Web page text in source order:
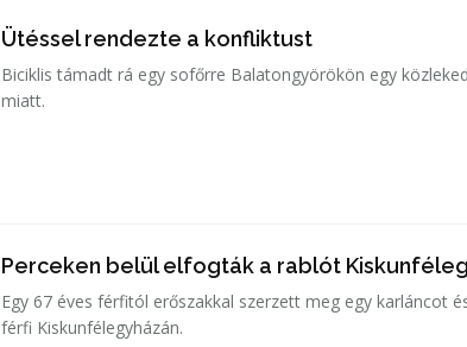
Ütéssel rendezte a konfliktust
Biciklis támadt rá egy sofőrre Balatongyörökön egy
miatt.
Perceken belül elfogták a rablót
Egy 67 éves férfitól erőszakkal szerzett meg egy karláncot
férfi Kiskunfélegyházán.